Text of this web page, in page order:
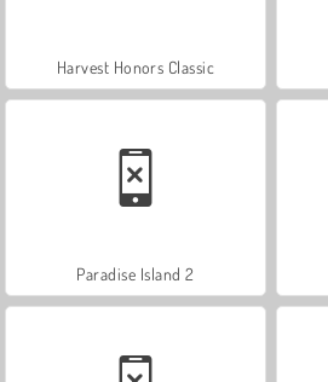
Harvest Honors Classic
Paradise Island 2